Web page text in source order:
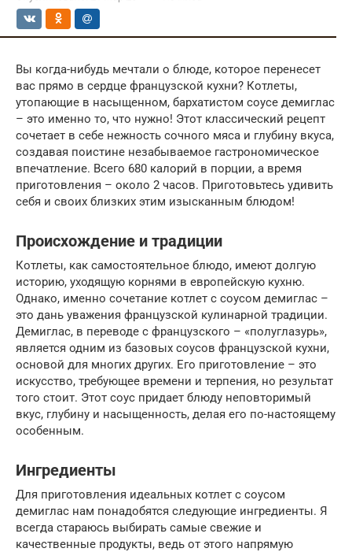
Вы когда-нибудь мечтали о блюде, которое перенесет
вас прямо в сердце французской кухни? Котлеты,
утопающие в насыщенном, бархатистом соусе демиглас
– это именно то, что нужно! Этот классический рецепт
сочетает в себе нежность сочного мяса и глубину вкуса,
создавая поистине незабываемое гастрономическое
впечатление. Всего 680 калорий в порции, а время
приготовления – около 2 часов. Приготовьтесь удивить
себя и своих близких этим изысканным блюдом!
Происхождение и традиции
Котлеты, как самостоятельное блюдо, имеют долгую
историю, уходящую корнями в европейскую кухню.
Однако, именно сочетание котлет с соусом демиглас –
это дань уважения французской кулинарной традиции.
Демиглас, в переводе с французского – «полуглазурь»,
является одним из базовых соусов французской кухни,
основой для многих других. Его приготовление – это
искусство, требующее времени и терпения, но результат
того стоит. Этот соус придает блюду неповторимый
вкус, глубину и насыщенность, делая его по-настоящему
особенным.
Ингредиенты
Для приготовления идеальных котлет с соусом
демиглас нам понадобятся следующие ингредиенты. Я
всегда стараюсь выбирать самые свежие и
качественные продукты, ведь от этого напрямую